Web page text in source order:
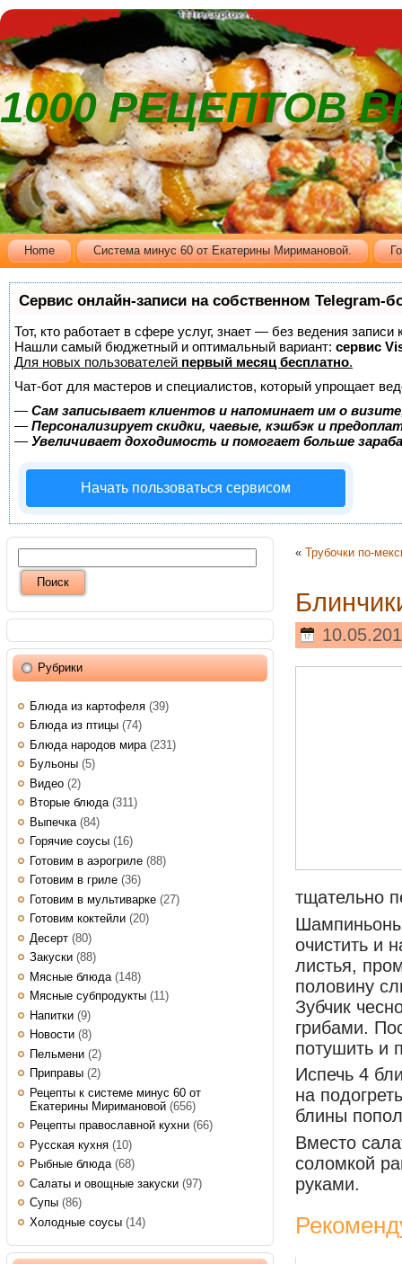
1000 РЕЦЕПТОВ
Home Cистема минус 60 от Екатерины Миримановой.
Сервис онлайн-записи на собственном Telegram-
Тот, кто работает в сфере услуг, знает — без ведения
Нашли самый бюджетный и оптимальный вариант: сервис
Для новых пользователей первый месяц бесплатно.
Чат-бот для мастеров и специалистов, который упрощает
— Сам записывает клиентов и напоминает им о
— Персонализирует скидки, чаевые, кэшбэк и
— Увеличивает доходимость и помогает больше
Начать пользоваться сервисом
Рубрики
Блюда из картофеля (39)
Блюда из птицы (74)
Блюда народов мира (231)
Бульоны (5)
Видео (2)
Вторые блюда(311)
Выпечка (84)
Горячие соусы (16)
Готовим в аэрогриле (88)
Готовим в гриле (36)
Готовим в мультиварке (27)
Готовим коктейли (20)
Десерт (80)
Закуски (88)
Мясные блюда (148)
Мясные субпродукты (11)
Напитки (9)
Новости (8)
Пельмени (2)
Приправы (2)
Рецепты к системе минус 60 от
Екатерины Миримановой (656)
Рецепты православной кухни (66)
Русская кухня (10)
Рыбные блюда(68)
Салаты и овощные закуски (97)
Супы (86)
Холодные соусы (14)
« Трубочки по-
тщательно
очистить и
листья,
половину
Зубчик
грибами.
потушить и
Испечь 4
на
блины
Вместо
соломкой
руками.